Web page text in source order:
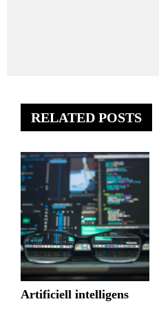
RELATED POSTS
Artificiell intelligens